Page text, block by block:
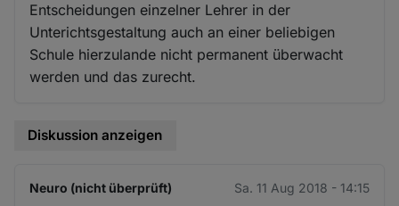
Entscheidungen einzelner Lehrer in der
Unterichtsgestaltung auch an einer beliebigen
Schule hierzulande nicht permanent überwacht
werden und das zurecht.
Diskussion anzeigen
Neuro (nicht überprüft) Sa. 11 Aug 2018 - 14:15